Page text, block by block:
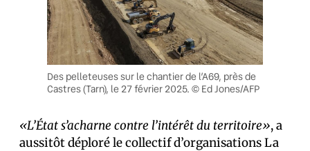
Des pelleteuses sur le chantier de l’A69, près de
Castres (Tarn), le 27 février 2025. © Ed Jones/AFP
«L’État s’acharne contre l’intérêt du territoire», a
aussitôt déploré le collectif d’organisations La